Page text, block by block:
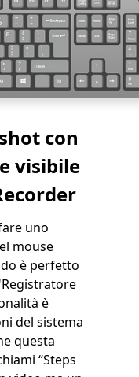
con
visibile
uno
mouse
è perfetto
è
del sistema
questa
“Steps